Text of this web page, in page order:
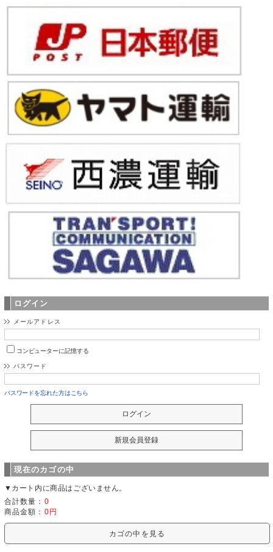
ログイン
メールアドレス
コンピューターに記憶する
パスワード
パスワードを忘れた方はこちら
現在のカゴの中
▼カート内に商品はございません。
合計数量： 0
商品金額： 0円
カゴの中を見る